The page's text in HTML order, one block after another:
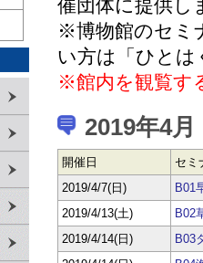
催団体に提供し
※博物館のセミ
い方は「ひとは
※館内を観覧す
2019年4月
開催日
セミ
2019/4/7(日)
B01
2019/4/13(土)
B02
2019/4/14(日)
B03